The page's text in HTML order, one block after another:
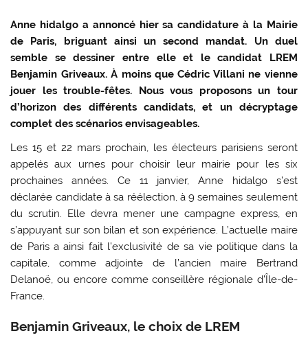
size.size.size.
Anne hidalgo a annoncé hier sa candidature à la Mairie
de Paris, briguant ainsi un second mandat. Un duel
semble se dessiner entre elle et le candidat LREM
Benjamin Griveaux. À moins que Cédric Villani ne vienne
jouer les trouble-fêtes. Nous vous proposons un tour
d’horizon des différents candidats, et un décryptage
complet des scénarios envisageables.
Les 15 et 22 mars prochain, les électeurs parisiens seront
appelés aux urnes pour choisir leur mairie pour les six
prochaines années. Ce 11 janvier, Anne hidalgo s’est
déclarée candidate à sa réélection, à 9 semaines seulement
du scrutin. Elle devra mener une campagne express, en
s’appuyant sur son bilan et son expérience. L’actuelle maire
de Paris a ainsi fait l’exclusivité de sa vie politique dans la
capitale, comme adjointe de l’ancien maire Bertrand
Delanoë, ou encore comme conseillère régionale d’Île-de-
France.
Benjamin Griveaux, le choix de LREM